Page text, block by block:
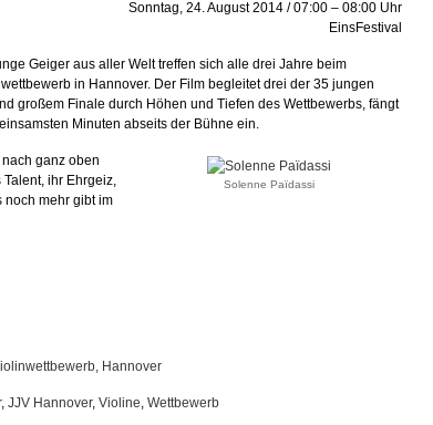
Sonntag, 24. August 2014 / 07:00 – 08:00 Uhr
EinsFestival
Geiger aus aller Welt treffen sich alle drei Jahre beim
in Hannover. Der Film begleitet drei der 35 jungen
großem Finale durch Höhen und Tiefen des Wettbewerbs, fängt
Minuten abseits der Bühne ein.
Solenne Païdassi
ganz oben
ihr Ehrgeiz,
noch mehr gibt im
Hannover
, JJV Hannover, Violine, Wettbewerb